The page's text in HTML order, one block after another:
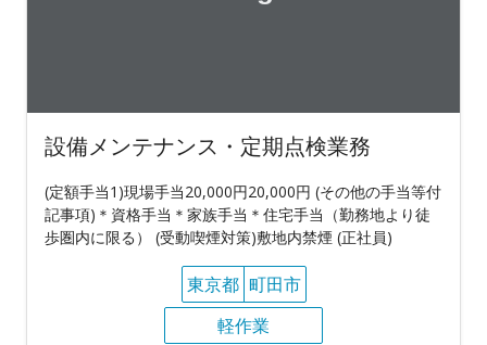
設備メンテナンス・定期点検業務
(定額手当1)現場手当20,000円20,000円 (その他の手当等付
記事項)＊資格手当＊家族手当＊住宅手当（勤務地より徒
歩圏内に限る） (受動喫煙対策)敷地内禁煙 (正社員)
東京都 町田市
軽作業